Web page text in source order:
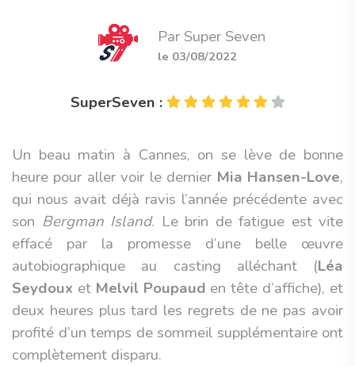
Par Super Seven
le 03/08/2022
SuperSeven :
Un beau matin à Cannes, on se lève de bonne
heure pour aller voir le dernier Mia Hansen-Love,
qui nous avait déjà ravis l’année précédente avec
son Bergman Island. Le brin de fatigue est vite
effacé par la promesse d’une belle œuvre
autobiographique au casting alléchant (Léa
Seydoux et Melvil Poupaud en tête d’affiche), et
deux heures plus tard les regrets de ne pas avoir
profité d’un temps de sommeil supplémentaire ont
complètement disparu.